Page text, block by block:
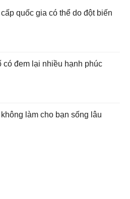
quốc gia có thể do đột biến
có đem lại nhiều hạnh phúc
làm cho bạn sống lâu